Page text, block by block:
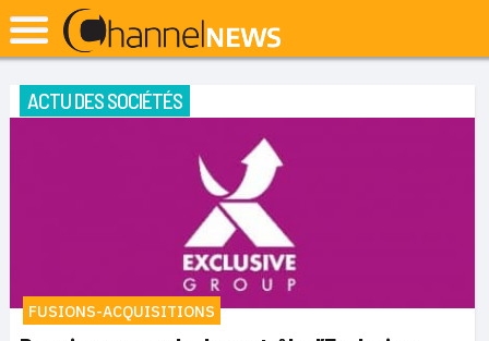
ACTU DES SOCIÉTÉS
FUSIONS-ACQUISITIONS